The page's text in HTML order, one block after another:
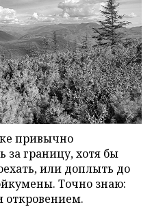
привычно
за границу, хотя бы
или доплыть до
Точно знаю:
откровением.